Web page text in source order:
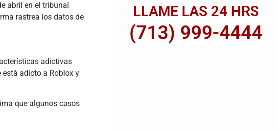
abril en el tribunal
rastrea los datos de
adictivas
está adicto a Roblox y
que algunos casos
LLAME LAS 24 HRS
(713) 999-4444